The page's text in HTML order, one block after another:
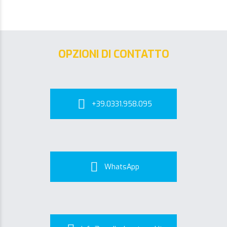
OPZIONI DI CONTATTO
+39.0331.958.095
WhatsApp